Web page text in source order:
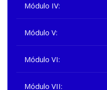
Módulo IV:
Módulo V:
Módulo VI:
Módulo VII: